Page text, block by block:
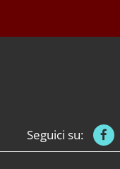
Seguici su: